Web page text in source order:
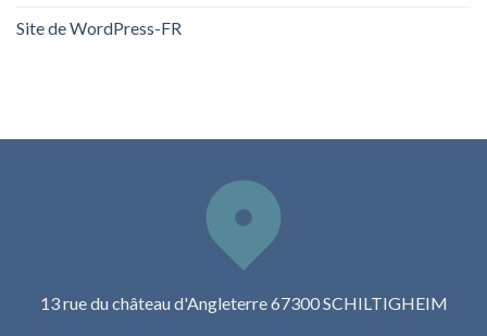
Site de WordPress-FR
13 rue du château d'Angleterre 67300 SCHILTIGHEIM